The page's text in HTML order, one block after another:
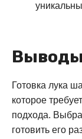
Выводы
Готовка лука
которое
подхода.
готовить его